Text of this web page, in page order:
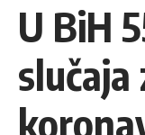
U BiH
slučaja